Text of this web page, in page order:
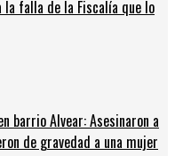
la falla de la Fiscalía que lo
barrio Alvear: Asesinaron a
de gravedad a una mujer